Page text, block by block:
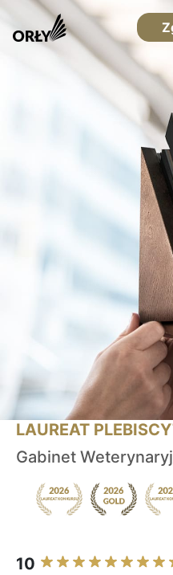
LAUREAT
Gabinet
10